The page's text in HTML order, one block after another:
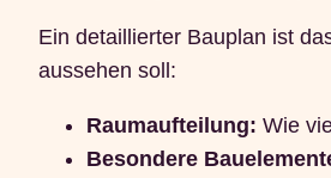
Ein detaillierter Bauplan ist
aussehen soll:
Raumaufteilung: Wie
Besondere